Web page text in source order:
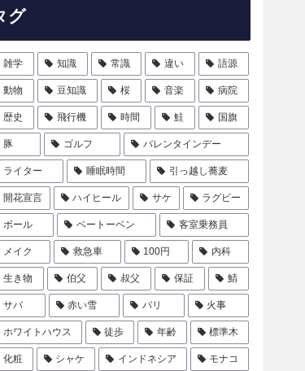
グ
雑学 知識 常識 違い 語源
動物 豆知識 桜 音楽 病院
歴史 飛行機 時間 鮭 国旗
豚 ゴルフ バレンタインデー
ライター 睡眠時間 引っ越し蕎麦
開花宣言 ハイヒール サケ ラグビー
ボール ベートーベン 客室乗務員
メイク 救急車 100円 内科
生き物 伯父 叔父 保証 鯖
サバ 赤い雪 パリ 火事
ホワイトハウス 徒歩 年齢 標準木
化粧 シャケ インドネシア モナコ